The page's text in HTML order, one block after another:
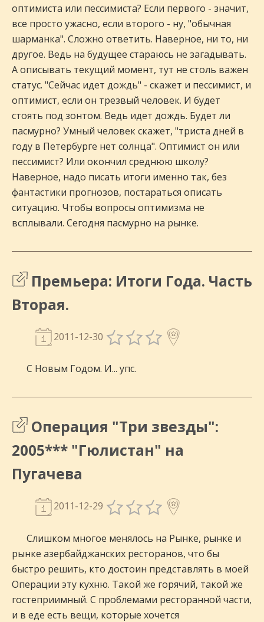
оптимиста или пессимиста? Если первого - значит,
все просто ужасно, если второго - ну, "обычная
шарманка". Сложно ответить. Наверное, ни то, ни
другое. Ведь на будущее стараюсь не загадывать.
А описывать текущий момент, тут не столь важен
статус. "Сейчас идет дождь" - скажет и пессимист, и
оптимист, если он трезвый человек. И будет
стоять под зонтом. Ведь идет дождь. Будет ли
пасмурно? Умный человек скажет, "триста дней в
году в Петербурге нет солнца". Оптимист он или
пессимист? Или окончил среднюю школу?
Наверное, надо писать итоги именно так, без
фантастики прогнозов, постараться описать
ситуацию. Чтобы вопросы оптимизма не
всплывали. Сегодня пасмурно на рынке.
Премьера: Итоги Года. Часть
Вторая.
2011-12-30
С Новым Годом. И... упс.
Операция "Три звезды":
2005*** "Гюлистан" на
Пугачева
2011-12-29
Слишком многое менялось на Рынке, рынке и
рынке азербайджанских ресторанов, что бы
быстро решить, кто достоин представлять в моей
Операции эту кухню. Такой же горячий, такой же
гостеприимный. С проблемами ресторанной части,
и в еде есть вещи, которые хочется